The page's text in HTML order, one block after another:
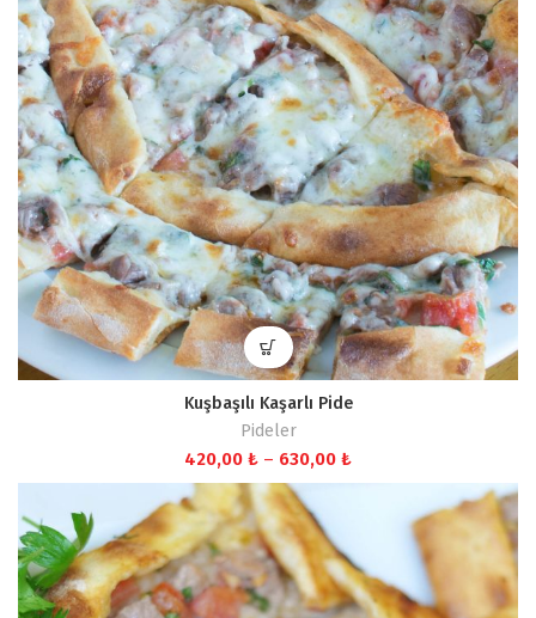
Kuşbaşılı Kaşarlı Pide
Pideler
420,00 ₺ – 630,00 ₺Fiyat
aralığı:
630,00 ₺